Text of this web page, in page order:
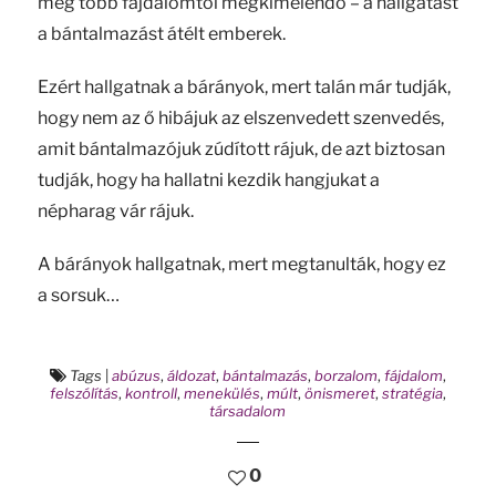
a bántalmazást átélt emberek.
Ezért hallgatnak a bárányok, mert talán már tudják,
hogy nem az ő hibájuk az elszenvedett szenvedés,
amit bántalmazójuk zúdított rájuk, de azt biztosan
tudják, hogy ha hallatni kezdik hangjukat a
népharag vár rájuk.
A bárányok hallgatnak, mert megtanulták, hogy ez
a sorsuk…
Tags abúzus, áldozat, bántalmazás, borzalom, fájdalom,
felszólítás, kontroll, menekülés, múlt, önismeret, stratégia,
társadalom
0